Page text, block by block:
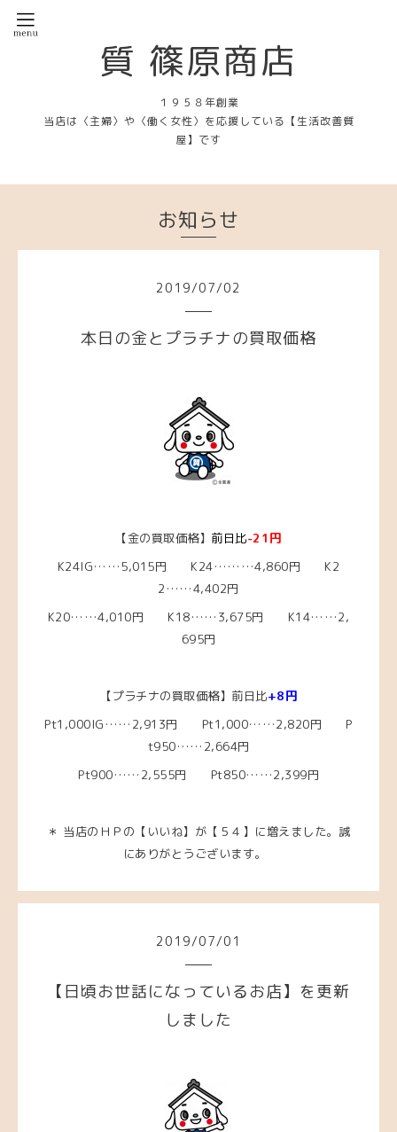
質 篠原商店
１９５８年創業
当店は〈主婦〉や〈働く女性〉を応援している【生活改善質
屋】です
お知らせ
2019/07/02
本日の金とプラチナの買取価格
【金の買取価格】 前日比-21円
K24IG……5,015円 K24………4,860円 K2
2……4,402円
K20……4,010円 K18……3,675円 K14……2,
695円
【プラチナの買取価格】前日比+8円
Pt1,000IG……2,913円 Pt1,000……2,820円 P
t950……2,664円
Pt900……2,555円 Pt850……2,399円
＊ 当店のＨＰの【いいね】が【５４】に増えました。誠
にありがとうございます。
2019/07/01
【日頃お世話になっているお店】を更新
しました